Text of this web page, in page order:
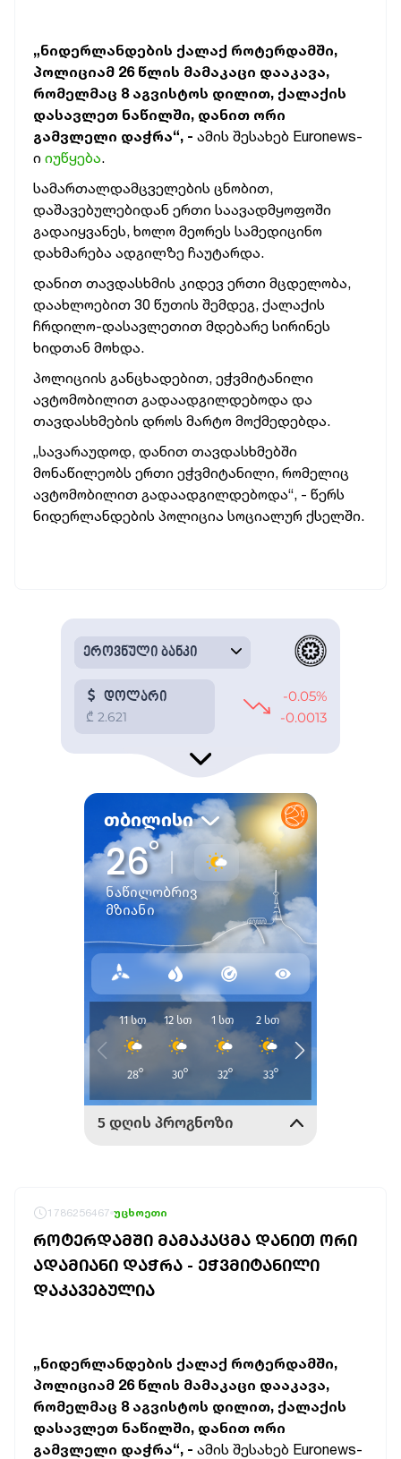
„ნიდერლანდების ქალაქ როტერდამში,
პოლიციამ 26 წლის მამაკაცი დააკავა,
რომელმაც 8 აგვისტოს დილით, ქალაქის
დასავლეთ ნაწილში, დანით ორი
გამვლელი დაჭრა“, - ამის შესახებ Euronews-
ი იუწყება.
სამართალდამცველების ცნობით,
დაშავებულებიდან ერთი საავადმყოფოში
გადაიყვანეს, ხოლო მეორეს სამედიცინო
დახმარება ადგილზე ჩაუტარდა.
დანით თავდასხმის კიდევ ერთი მცდელობა,
დაახლოებით 30 წუთის შემდეგ, ქალაქის
ჩრდილო-დასავლეთით მდებარე სირინეს
ხიდთან მოხდა.
პოლიციის განცხადებით, ეჭვმიტანილი
ავტომობილით გადაადგილდებოდა და
თავდასხმების დროს მარტო მოქმედებდა.
„სავარაუდოდ, დანით თავდასხმებში
მონაწილეობს ერთი ეჭვმიტანილი, რომელიც
ავტომობილით გადაადგილდებოდა“, - წერს
ნიდერლანდების პოლიცია სოციალურ ქსელში.
1786256467 უცხოეთი
ᲠᲝᲢᲔᲠᲓᲐᲛᲨᲘ ᲛᲐᲛᲐᲙᲐᲪᲛᲐ ᲓᲐᲜᲘᲗ ᲝᲠᲘ
ᲐᲓᲐᲛᲘᲐᲜᲘ ᲓᲐᲭᲠᲐ - ᲔᲭᲕᲛᲘᲢᲐᲜᲘᲚᲘ
ᲓᲐᲙᲐᲕᲔᲑᲣᲚᲘᲐ
„ნიდერლანდების ქალაქ როტერდამში,
პოლიციამ 26 წლის მამაკაცი დააკავა,
რომელმაც 8 აგვისტოს დილით, ქალაქის
დასავლეთ ნაწილში, დანით ორი
გამვლელი დაჭრა“, - ამის შესახებ Euronews-